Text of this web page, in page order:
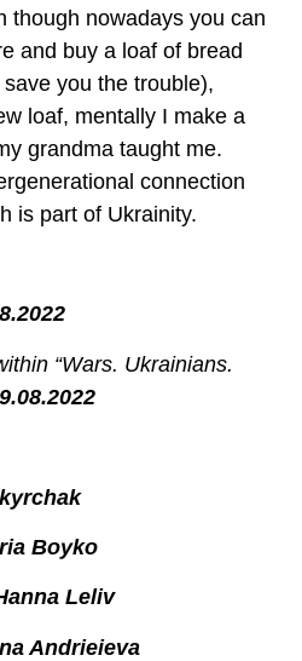
though nowadays you can
and buy a loaf of bread
you the trouble),
loaf, mentally I make a
grandma taught me.
connection
is part of Ukrainity.
“Wars. Ukrainians.
Boyko
Leliv
Andrieieva